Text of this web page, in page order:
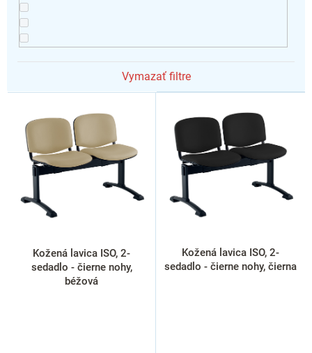
Vymazať filtre
V
Kožená lavica ISO, 2-
sedadlo - čierne nohy,
béžová
Kožená lavica ISO, 2-
sedadlo - čierne nohy, čierna